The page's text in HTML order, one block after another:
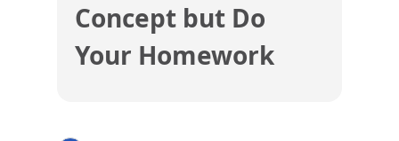
Concept but Do
Your Homework